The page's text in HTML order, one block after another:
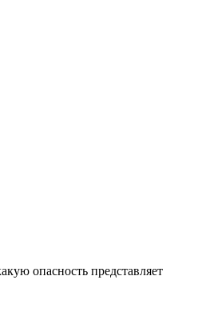
опасность представляет